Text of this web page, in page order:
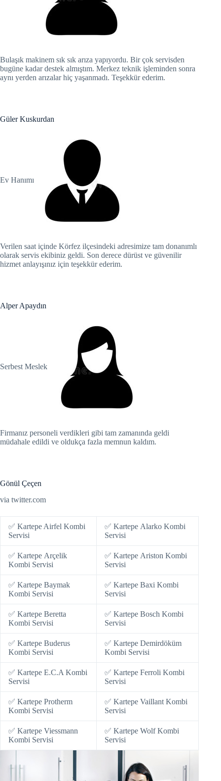
panel
panel
panel
panel
panel
panel
oku
satın al
sakarya
giriş
bonusu
bonusu
bonusu
money link shortener
giris
Forum
escort
giriş
Bulaşık makinem sık sık arıza yapıyordu. Bir çok servisden
bugüne kadar destek almıştım. Merkez teknik işleminden sonra
aynı yerden arızalar hiç yaşanmadı. Teşekkür ederim.
Güler Kuskurdan
Ev Hanımı
Verilen saat içinde Körfez ilçesindeki adresimize tam donanımlı
olarak servis ekibiniz geldi. Son derece dürüst ve güvenilir
hizmet anlayışınız için teşekkür ederim.
Alper Apaydın
Serbest Meslek
Firmanız personeli verdikleri gibi tam zamanında geldi
müdahale edildi ve oldukça fazla memnun kaldım.
Gönül Çeçen
via twitter.com
✅ Kartepe Airfel Kombi
Servisi
✅ Kartepe Alarko Kombi
Servisi
✅ Kartepe Arçelik
Kombi Servisi
✅ Kartepe Ariston Kombi
Servisi
✅ Kartepe Baymak
Kombi Servisi
✅ Kartepe Baxi Kombi
Servisi
✅ Kartepe Beretta
Kombi Servisi
✅ Kartepe Bosch Kombi
Servisi
✅ Kartepe Buderus
Kombi Servisi
✅ Kartepe Demirdöküm
Kombi Servisi
✅ Kartepe E.C.A Kombi
Servisi
✅ Kartepe Ferroli Kombi
Servisi
✅ Kartepe Protherm
Kombi Servisi
✅ Kartepe Vaillant Kombi
Servisi
✅ Kartepe Viessmann
Kombi Servisi
✅ Kartepe Wolf Kombi
Servisi